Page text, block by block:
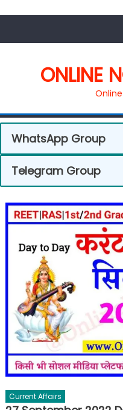
ONLINE
WhatsApp Group
Telegram Group
Current Affairs